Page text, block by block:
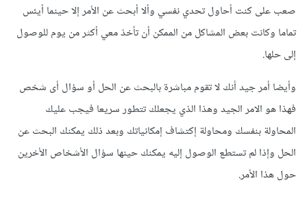
صعب على كنت أحاول تحدي نفسي وألا أبحث عن الأمر إلا حينما أيئس
تماما وكانت بعض المشاكل من الممكن أن تأخذ معي أكثر من يوم للوصول
إلى حلها.
وأيضا أمر جيد أنك لا تقوم مباشرة بالبحث عن الحل أو سؤال أى شخص
فهذا هو الامر الجيد وهذا الذي يجعلك تتطور سريعا فيجب عليك
المحاولة بنفسك ومحاولة إكتشاف إمكانياتك وبعد ذلك يمكنك البحث عن
الحل وإذا لم تستطع الوصول إليه يمكنك حينها سؤال الأشخاص الأخرين
حول هذا الأمر.